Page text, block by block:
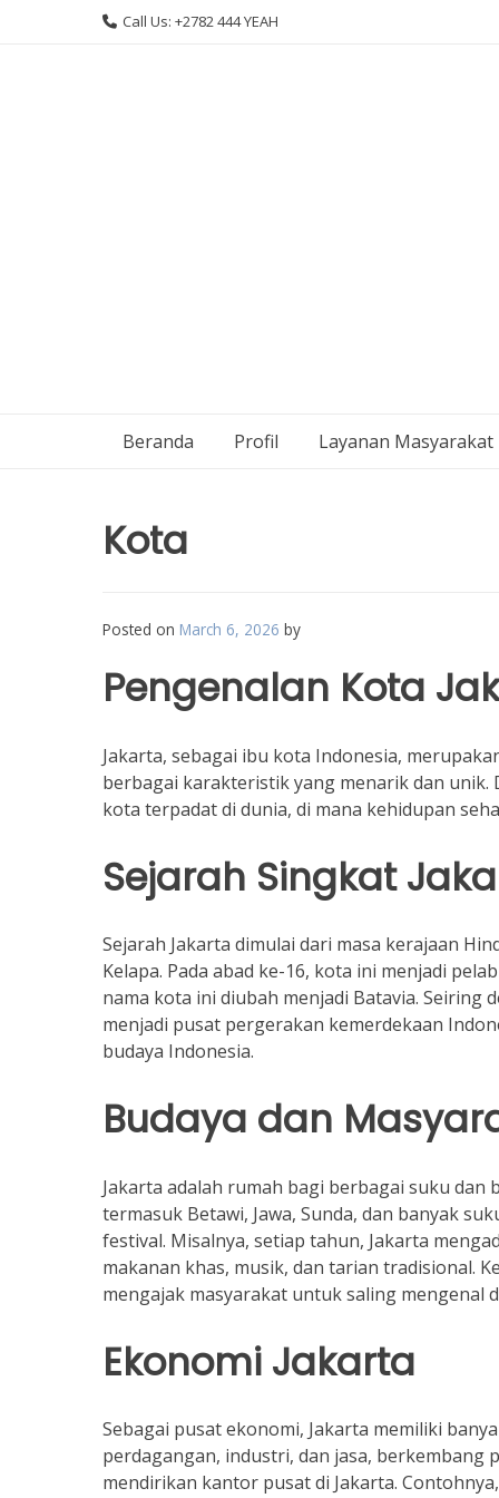
Call Us: +2782 444 YEAH
Beranda Profil Layanan Masyarakat
Kota
Posted on March 6, 2026 by
Pengenalan Kota
Jakarta, sebagai ibu kota Indonesia,
berbagai karakteristik yang menarik dan unik.
kota terpadat di dunia, di mana kehidupan
Sejarah Singkat
Sejarah Jakarta dimulai dari masa kerajaan
Kelapa. Pada abad ke-16, kota ini menjadi
nama kota ini diubah menjadi Batavia. Seiring
menjadi pusat pergerakan kemerdekaan
budaya Indonesia.
Budaya dan
Jakarta adalah rumah bagi berbagai suku
termasuk Betawi, Jawa, Sunda, dan banyak
festival. Misalnya, setiap tahun, Jakarta
makanan khas, musik, dan tarian tradisional.
mengajak masyarakat untuk saling mengenal
Ekonomi Jakarta
Sebagai pusat ekonomi, Jakarta memiliki
perdagangan, industri, dan jasa, berkembang
mendirikan kantor pusat di Jakarta.